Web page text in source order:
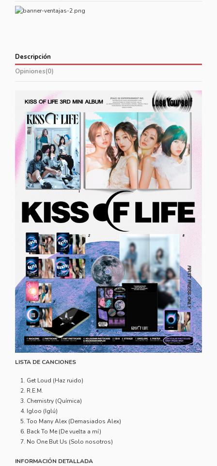
Descripción
Opiniones(0)
LISTA DE CANCIONES
Get Loud (Haz ruido)
R.E.M.
Chemistry (Química)
Igloo (Iglú)
Too Many Alex (Demasiados Alex)
Back To Me (De vuelta a mí)
No One But Us (Solo nosotros)
INFORMACIÓN DETALLADA